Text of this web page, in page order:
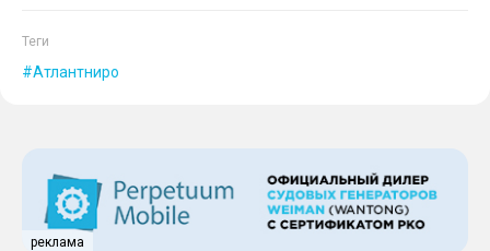
Теги
Атлантниро
реклама